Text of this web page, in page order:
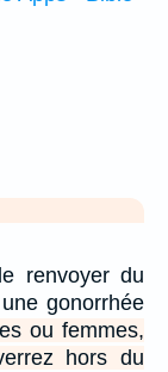
renvoyer du
gonorrhée
ou femmes,
hors du